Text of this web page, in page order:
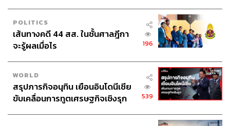
POLITICS
เส้นทางคดี 44 สส. ในชั้นศาลฎีกา
จะรู้ผลเมื่อไร
196
WORLD
สรุปภารกิจอนุทิน เยือนอินโดนีเซีย
ขับเคลื่อนการทูตเศรษฐกิจเชิงรุก
539